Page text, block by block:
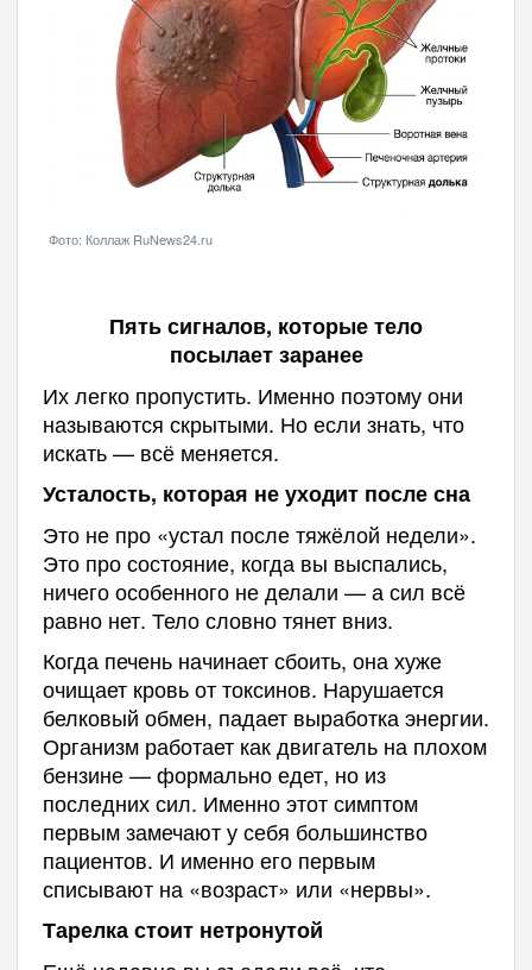
Фото: Коллаж RuNews24.ru
Пять сигналов, которые тело
посылает заранее
Их легко пропустить. Именно поэтому они
называются скрытыми. Но если знать, что
искать — всё меняется.
Усталость, которая не уходит после сна
Это не про «устал после тяжёлой недели».
Это про состояние, когда вы выспались,
ничего особенного не делали — а сил всё
равно нет. Тело словно тянет вниз.
Когда печень начинает сбоить, она хуже
очищает кровь от токсинов. Нарушается
белковый обмен, падает выработка энергии.
Организм работает как двигатель на плохом
бензине — формально едет, но из
последних сил. Именно этот симптом
первым замечают у себя большинство
пациентов. И именно его первым
списывают на «возраст» или «нервы».
Тарелка стоит нетронутой